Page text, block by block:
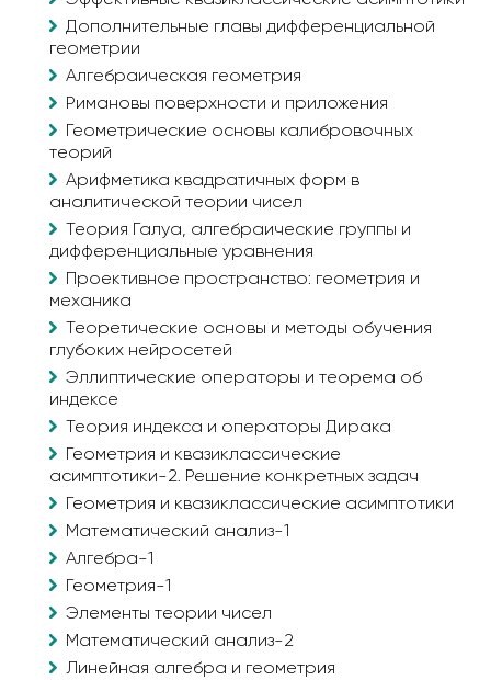
Дополнительные главы дифференциальной
геометрии
Алгебраическая геометрия
Римановы поверхности и приложения
Геометрические основы калибровочных
теорий
Арифметика квадратичных форм в
аналитической теории чисел
Теория Галуа, алгебраические группы и
дифференциальные уравнения
Проективное пространство: геометрия и
механика
Теоретические основы и методы обучения
глубоких нейросетей
Эллиптические операторы и теорема об
индексе
Теория индекса и операторы Дирака
Геометрия и квазиклассические
асимптотики-2. Решение конкретных задач
Геометрия и квазиклассические асимптотики
Математический анализ-1
Алгебра-1
Геометрия-1
Элементы теории чисел
Математический анализ-2
Линейная алгебра и геометрия